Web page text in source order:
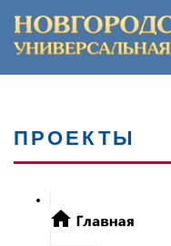
ПРОЕКТЫ